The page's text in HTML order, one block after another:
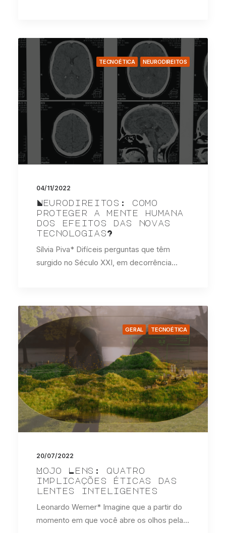
TECNOÉTICA NEURODIREITOS
04/11/2022
Neurodireitos: como
proteger a mente humana
dos efeitos das novas
tecnologias?
Sílvia Piva* Difíceis perguntas que têm
surgido no Século XXI, em decorrência…
GERAL TECNOÉTICA
20/07/2022
Mojo Lens: quatro
implicações éticas das
lentes inteligentes
Leonardo Werner* Imagine que a partir do
momento em que você abre os olhos pela…